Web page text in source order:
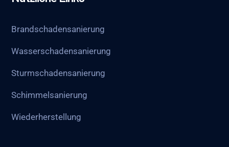
Brandschadensanierung
Wasserschadensanierung
Sturmschadensanierung
Schimmelsanierung
Wieder­herstellung